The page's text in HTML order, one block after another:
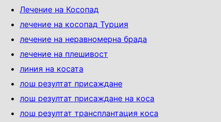
Лечение на Косопад
лечение на косопад Турция
лечение на неравномерна брада
лечение на плешивост
линия на косата
лош резултат присаждане
лош резултат присаждане на коса
лош резултат трансплантация коса